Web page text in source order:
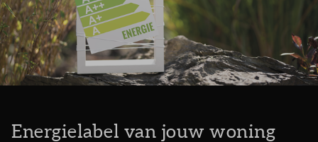
Energielabel van jouw woning